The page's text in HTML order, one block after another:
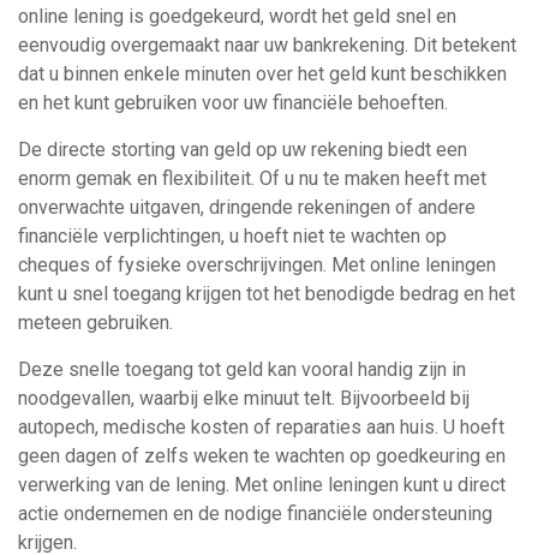
online lening is goedgekeurd, wordt het geld snel en
eenvoudig overgemaakt naar uw bankrekening. Dit betekent
dat u binnen enkele minuten over het geld kunt beschikken
en het kunt gebruiken voor uw financiële behoeften.
De directe storting van geld op uw rekening biedt een
enorm gemak en flexibiliteit. Of u nu te maken heeft met
onverwachte uitgaven, dringende rekeningen of andere
financiële verplichtingen, u hoeft niet te wachten op
cheques of fysieke overschrijvingen. Met online leningen
kunt u snel toegang krijgen tot het benodigde bedrag en het
meteen gebruiken.
Deze snelle toegang tot geld kan vooral handig zijn in
noodgevallen, waarbij elke minuut telt. Bijvoorbeeld bij
autopech, medische kosten of reparaties aan huis. U hoeft
geen dagen of zelfs weken te wachten op goedkeuring en
verwerking van de lening. Met online leningen kunt u direct
actie ondernemen en de nodige financiële ondersteuning
krijgen.